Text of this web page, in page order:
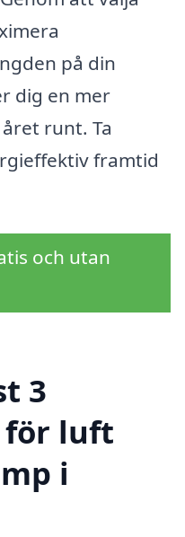
på din
dig en mer
runt. Ta
framtid
och utan
3
för luft
i